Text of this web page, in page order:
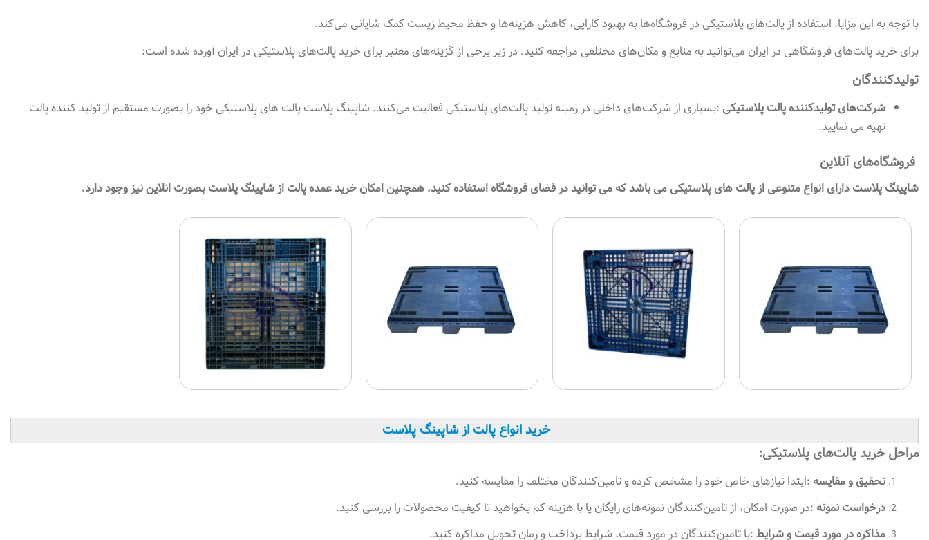
با توجه به این مزایا، استفاده از پالت‌های پلاستیکی در فروشگاه‌ها به بهبود کارایی، کاهش هزینه‌ها و حفظ محیط زیست کمک شایانی می‌کند.
برای خرید پالت‌های فروشگاهی در ایران می‌توانید به منابع و مکان‌های مختلفی مراجعه کنید. در زیر برخی از گزینه‌های معتبر برای خرید پالت‌های پلاستیکی در ایران آورده شده است:
تولیدکنندگان
شرکت‌های تولیدکننده پالت پلاستیکی :بسیاری از شرکت‌های داخلی در زمینه تولید پالت‌های پلاستیکی فعالیت می‌کنند. شاپینگ پلاست پالت های پلاستیکی خود را بصورت مستقیم از تولید کننده پالت
تهیه می نمایید.
فروشگاه‌های آنلاین
شاپینگ پلاست دارای انواع متنوعی از پالت های پلاستیکی می باشد که می توانید در فضای فروشگاه استفاده کنید. همچنین امکان خرید عمده پالت از شاپینگ پلاست بصورت انلاین نیز وجود دارد.
خرید انواع پالت از شاپینگ پلاست
مراحل خرید پالت‌های پلاستیکی:
تحقیق و مقایسه :ابتدا نیازهای خاص خود را مشخص کرده و تامین‌کنندگان مختلف را مقایسه کنید.
درخواست نمونه :در صورت امکان، از تامین‌کنندگان نمونه‌های رایگان یا با هزینه کم بخواهید تا کیفیت محصولات را بررسی کنید.
مذاکره در مورد قیمت و شرایط:با تامین‌کنندگان در مورد قیمت، شرایط پرداخت و زمان تحویل مذاکره کنید.